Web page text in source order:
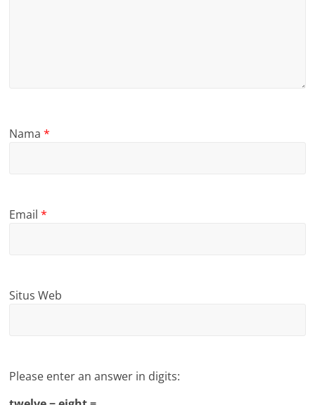
Nama*
Email*
Situs Web
Please enter an answer in digits: